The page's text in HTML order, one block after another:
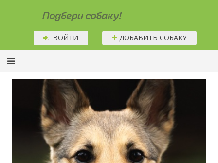
Подбери собаку!
ВОЙТИ ДОБАВИТЬ СОБАКУ